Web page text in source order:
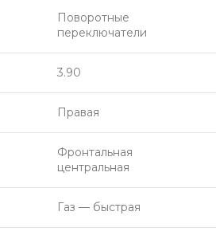
Поворотные
переключатели
3.90
Правая
Фронтальная
центральная
Газ — быстрая